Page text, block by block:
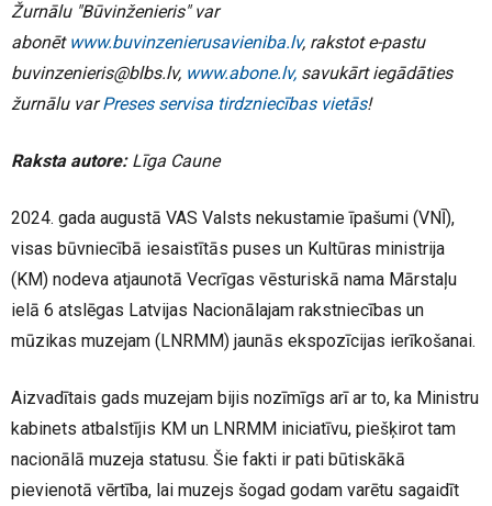
Žurnālu "Būvinženieris" var
abonēt www.buvinzenierusavieniba.lv, rakstot e-pastu
buvinzenieris@blbs.lv, www.abone.lv, savukārt iegādāties
žurnālu varPreses servisa tirdzniecības vietās!
Raksta autore: Līga Caune
2024. gada augustā VAS Valsts nekustamie īpašumi (VNĪ),
visas būvniecībā iesaistītās puses un Kultūras ministrija
(KM) nodeva atjaunotā Vecrīgas vēsturiskā nama Mārstaļu
ielā 6 atslēgas Latvijas Nacionālajam rakstniecības un
mūzikas muzejam (LNRMM) jaunās ekspozīcijas ierīkošanai.
Aizvadītais gads muzejam bijis nozīmīgs arī ar to, ka Ministru
kabinets atbalstījis KM un LNRMM iniciatīvu, piešķirot tam
nacionālā muzeja statusu. Šie fakti ir pati būtiskākā
pievienotā vērtība, lai muzejs šogad godam varētu sagaidīt